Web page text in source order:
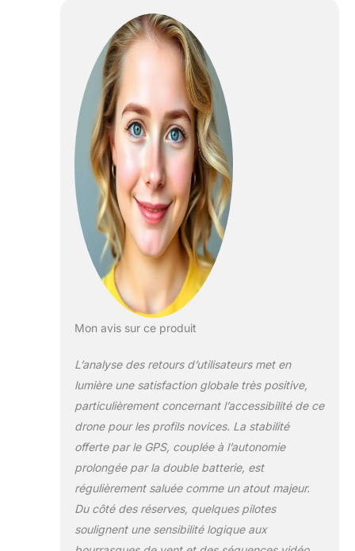
en cas de perte de signal, de
dépassement de la portée ou de
batterie faible. Le positionnement
par flux optique assure un vol
stationnaire précis, tandis que le
mode sans tête et les
commandes à une touche le
rendent intuitif pour les
débutants comme. Autonomie
de 45 minutes avec moteur sans
balais : Ce drone est équipé de 2
batteries intelligentes offrant
jusqu'à 45 minutes d'autonomie.
Ses moteurs sans balais
procurent une grande vitesse et
une meilleure stabilité face au
vent. Le fonctionnement
silencieux garantit des
performances stables même par
conditions météorologiques
Multifonction : Il propose des
suivi automatique, le vol sur
trajectoire prédéfinie et
l'encerclement de cible, associés
au positionnement GPS pour
obtenir des prises de vue
diversifiées et satisfaire les
besoins de photographie
aérienne créative. Drone
Radiocommandé Portable Pro :
Télécommande à écran intégré
Mon avis sur ce produit
L’analyse des retours d’utilisateurs met en
lumière une satisfaction globale très positive,
particulièrement concernant l’accessibilité de ce
drone pour les profils novices. La stabilité
offerte par le GPS, couplée à l’autonomie
prolongée par la double batterie, est
régulièrement saluée comme un atout majeur.
Du côté des réserves, quelques pilotes
soulignent une sensibilité logique aux